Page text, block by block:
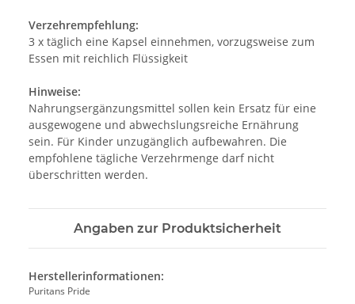
Verzehrempfehlung:
3 x täglich eine Kapsel einnehmen, vorzugsweise zum
Essen mit reichlich Flüssigkeit
Hinweise:
Nahrungsergänzungsmittel sollen kein Ersatz für eine
ausgewogene und abwechslungsreiche Ernährung
sein. Für Kinder unzugänglich aufbewahren. Die
empfohlene tägliche Verzehrmenge darf nicht
überschritten werden.
Angaben zur Produktsicherheit
Herstellerinformationen:
Puritans Pride